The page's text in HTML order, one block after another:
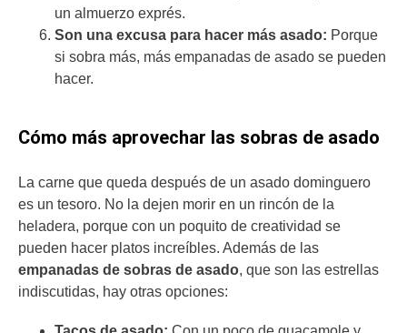
un almuerzo exprés.
Son una excusa para hacer más asado: Porque
si sobra más, más empanadas de asado se pueden
hacer.
Cómo más aprovechar las sobras de asado
La carne que queda después de un asado dominguero
es un tesoro. No la dejen morir en un rincón de la
heladera, porque con un poquito de creatividad se
pueden hacer platos increíbles. Además de las
empanadas de sobras de asado, que son las estrellas
indiscutidas, hay otras opciones: